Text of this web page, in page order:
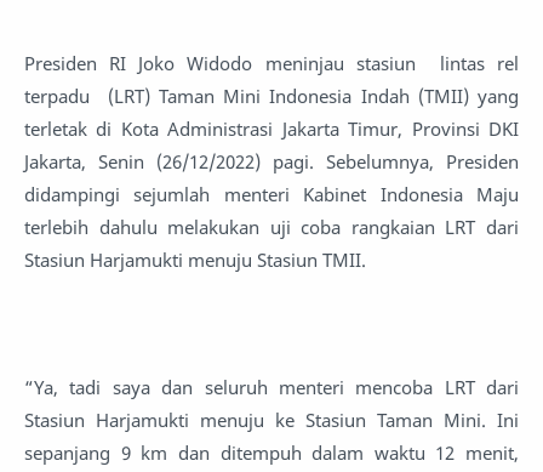
Presiden RI Joko Widodo meninjau stasiun lintas rel
terpadu (LRT) Taman Mini Indonesia Indah (TMII) yang
terletak di Kota Administrasi Jakarta Timur, Provinsi DKI
Jakarta, Senin (26/12/2022) pagi. Sebelumnya, Presiden
didampingi sejumlah menteri Kabinet Indonesia Maju
terlebih dahulu melakukan uji coba rangkaian LRT dari
Stasiun Harjamukti menuju Stasiun TMII.
“Ya, tadi saya dan seluruh menteri mencoba LRT dari
Stasiun Harjamukti menuju ke Stasiun Taman Mini. Ini
sepanjang 9 km dan ditempuh dalam waktu 12 menit,